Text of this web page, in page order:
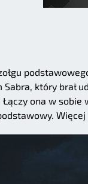
który brał
Łączy ona w